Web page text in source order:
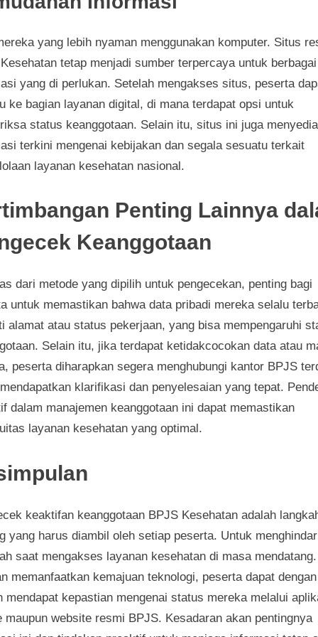
yang lebih nyaman menggunakan komputer. Situs
tetap menjadi sumber terpercaya untuk berbagai
yang di perlukan. Setelah mengakses situs, peserta
ke bagian layanan digital, di mana terdapat opsi untuk
status keanggotaan. Selain itu, situs ini juga
terkini mengenai kebijakan dan segala sesuatu terkait
layanan kesehatan nasional.
Penting Lainnya
Keanggotaan
dari metode yang dipilih untuk pengecekan, penting bagi
untuk memastikan bahwa data pribadi mereka selalu
alamat atau status pekerjaan, yang bisa mempengaruhi
Selain itu, jika terdapat ketidakcocokan data atau
peserta diharapkan segera menghubungi kantor BPJS
klarifikasi dan penyelesaian yang tepat.
dalam manajemen keanggotaan ini dapat memastikan
layanan kesehatan yang optimal.
keaktifan keanggotaan BPJS Kesehatan adalah
yang harus diambil oleh setiap peserta. Untuk
saat mengakses layanan kesehatan di masa mendatang.
memanfaatkan kemajuan teknologi, peserta dapat dengan
mendapat kepastian mengenai status mereka melalui
maupun website resmi BPJS. Kesadaran akan pentingnya